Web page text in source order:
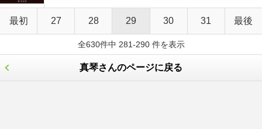
最初 27 28 29 30 31 最後
全630件中 281-290 件を表示
真琴さんのページに戻る